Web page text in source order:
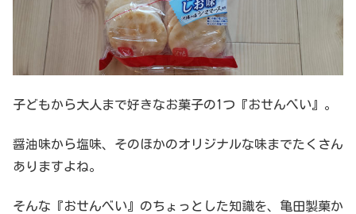
子どもから大人まで好きなお菓子の1つ『おせんべい』。
醤油味から塩味、そのほかのオリジナルな味までたくさん
ありますよね。
そんな『おせんべい』のちょっとした知識を、亀田製菓か